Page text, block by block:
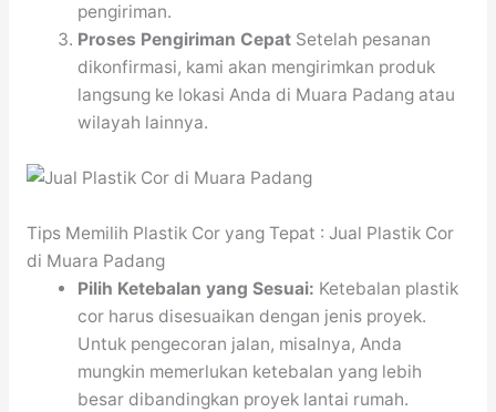
pengiriman.
Proses Pengiriman Cepat Setelah pesanan
dikonfirmasi, kami akan mengirimkan produk
langsung ke lokasi Anda di Muara Padang atau
wilayah lainnya.
Tips Memilih Plastik Cor yang Tepat : Jual Plastik Cor
di Muara Padang
Pilih Ketebalan yang Sesuai: Ketebalan plastik
cor harus disesuaikan dengan jenis proyek.
Untuk pengecoran jalan, misalnya, Anda
mungkin memerlukan ketebalan yang lebih
besar dibandingkan proyek lantai rumah.